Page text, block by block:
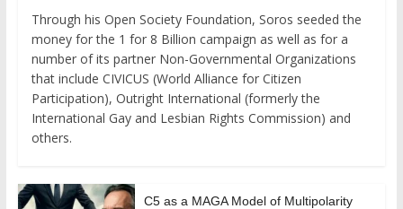
Through his Open Society Foundation, Soros seeded the
money for the 1 for 8 Billion campaign as well as for a
number of its partner Non-Governmental Organizations
that include CIVICUS (World Alliance for Citizen
Participation), Outright International (formerly the
International Gay and Lesbian Rights Commission) and
others.
C5 as a MAGA Model of Multipolarity